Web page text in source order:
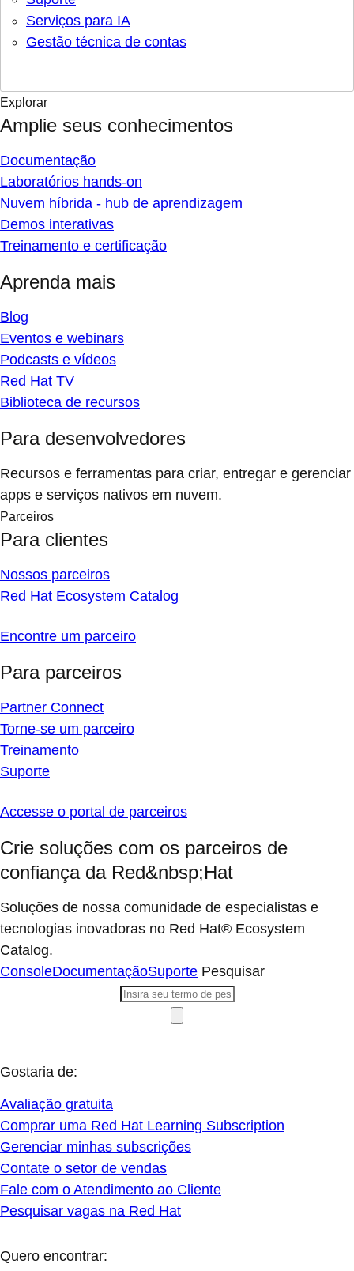
Serviços para IA
Gestão técnica de contas
Explorar
Amplie seus conhecimentos
Documentação
Laboratórios hands-on
Nuvem híbrida - hub de aprendizagem
Demos interativas
Treinamento e certificação
Aprenda mais
Blog
Eventos e webinars
Podcasts e vídeos
Red Hat TV
Biblioteca de recursos
Para desenvolvedores
Recursos e ferramentas para criar, entregar e gerenciar
apps e serviços nativos em nuvem.
Parceiros
Para clientes
Nossos parceiros
Red Hat Ecosystem Catalog
Encontre um parceiro
Para parceiros
Partner Connect
Torne-se um parceiro
Treinamento
Suporte
Accesse o portal de parceiros
Crie soluções com os parceiros de
confiança da Red&nbsp;Hat
Soluções de nossa comunidade de especialistas e
tecnologias inovadoras no Red Hat® Ecosystem
Catalog.
ConsoleDocumentaçãoSuporte Pesquisar
Gostaria de:
Avaliação gratuita
Comprar uma Red Hat Learning Subscription
Gerenciar minhas subscrições
Contate o setor de vendas
Fale com o Atendimento ao Cliente
Pesquisar vagas na Red Hat
Quero encontrar: